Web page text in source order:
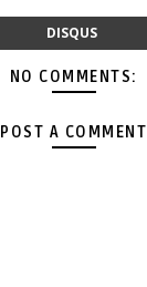
DISQUS
NO COMMENTS:
POST A COMMENT